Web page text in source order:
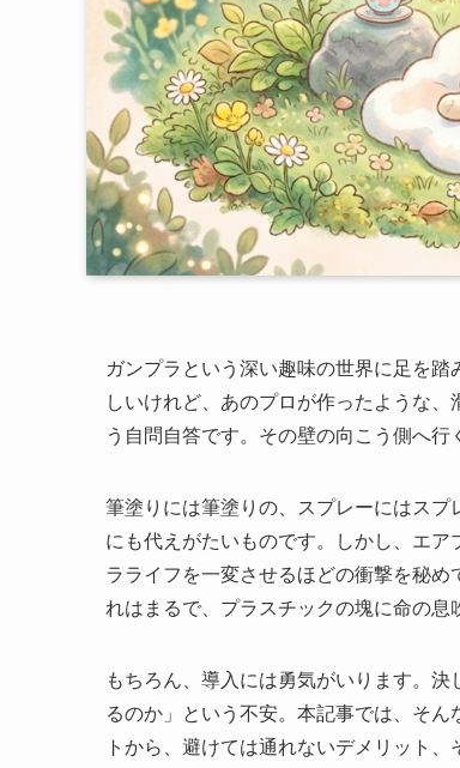
ガンプラという深い趣味の世界に足を
しいけれど、あのプロが作ったような
う自問自答です。その壁の向こう側へ
筆塗りには筆塗りの、スプレーにはス
にも代えがたいものです。しかし、エ
ラライフを一変させるほどの衝撃を秘
れはまるで、プラスチックの塊に命の息
もちろん、導入には勇気がいります。
るのか」という不安。本記事では、そ
トから、避けては通れないデメリット